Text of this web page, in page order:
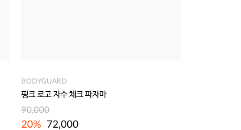
BODYGUARD
핑크 로고 자수 체크 파자마
90,000
20% 72,000